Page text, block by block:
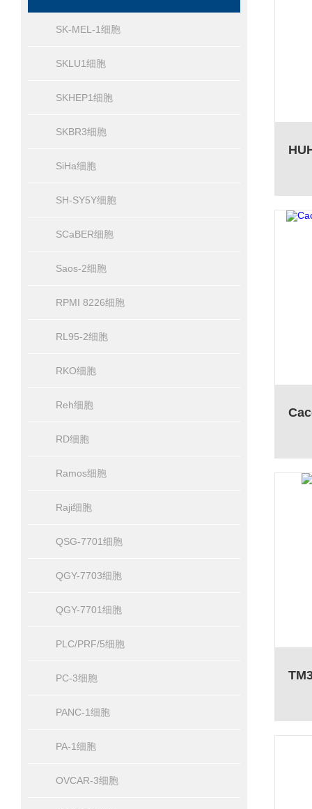
SK-MEL-1细胞
SKLU1细胞
SKHEP1细胞
SKBR3细胞
SiHa细胞
SH-SY5Y细胞
SCaBER细胞
Saos-2细胞
RPMI 8226细胞
RL95-2细胞
RKO细胞
Reh细胞
RD细胞
Ramos细胞
Raji细胞
QSG-7701细胞
QGY-7703细胞
QGY-7701细胞
PLC/PRF/5细胞
PC-3细胞
PANC-1细胞
PA-1细胞
OVCAR-3细胞